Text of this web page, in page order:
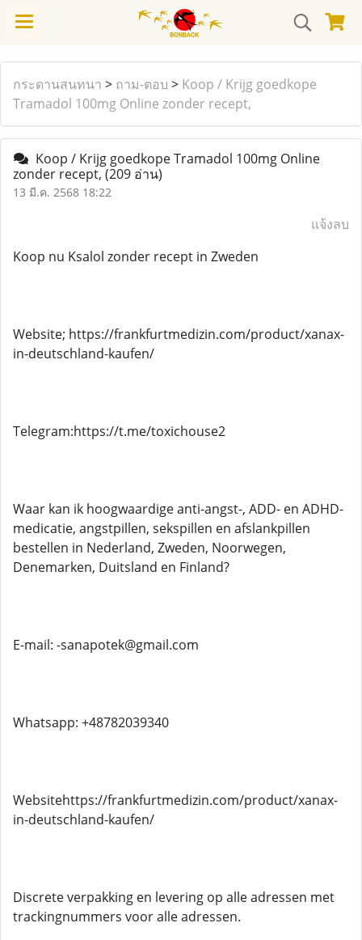
กระดานสนทนา > ถาม-ตอบ > Koop / Krijg goedkope
Tramadol 100mg Online zonder recept,
Koop / Krijg goedkope Tramadol 100mg Online
zonder recept, (209 อ่าน)
13 มี.ค. 2568 18:22
แจ้งลบ
Koop nu Ksalol zonder recept in Zweden
Website; https://frankfurtmedizin.com/product/xanax-
in-deutschland-kaufen/
Telegram:https://t.me/toxichouse2
Waar kan ik hoogwaardige anti-angst-, ADD- en ADHD-
medicatie, angstpillen, sekspillen en afslankpillen
bestellen in Nederland, Zweden, Noorwegen,
Denemarken, Duitsland en Finland?
E-mail: -sanapotek@gmail.com
Whatsapp: +48782039340
Websitehttps://frankfurtmedizin.com/product/xanax-
in-deutschland-kaufen/
Discrete verpakking en levering op alle adressen met
trackingnummers voor alle adressen.